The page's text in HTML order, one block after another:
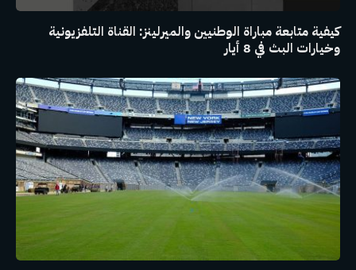
كيفية متابعة مباراة الوطنيين والميرلينز: القناة التلفزيونية
وخيارات البث في 8 أيار